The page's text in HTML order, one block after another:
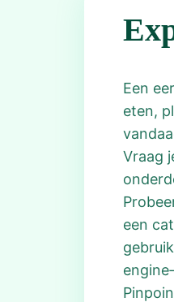
Een
eten,
Vraag
een